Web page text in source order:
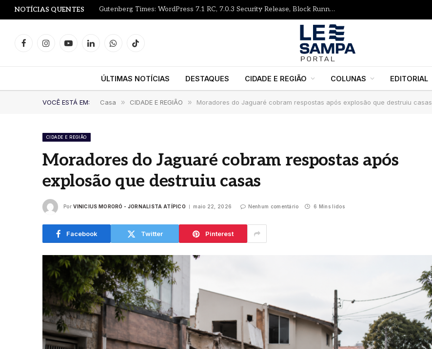
NOTÍCIAS QUENTES Gutenberg Times: WordPress 7.1 RC, 7.0.3 Security Release, Block Runner, New Playground UI and more — Weekend Edition 372
FacebookInstagramYouTubeLinkedInWhatsAppTikTok
ÚLTIMAS NOTÍCIAS DESTAQUES CIDADE E REGIÃO COLUNAS EDITORIAL
VOCÊ ESTÁ EM: Casa » CIDADE E REGIÃO » Moradores do Jaguaré cobram respostas após explosão que destruiu casas
CIDADE E REGIÃO
Moradores do Jaguaré cobram respostas após
explosão que destruiu casas
Por VINICIUS MORORÓ - JORNALISTA ATÍPICO maio 22, 2026 Nenhum comentário 6 Mins lidos
Facebook Twitter Pinterest